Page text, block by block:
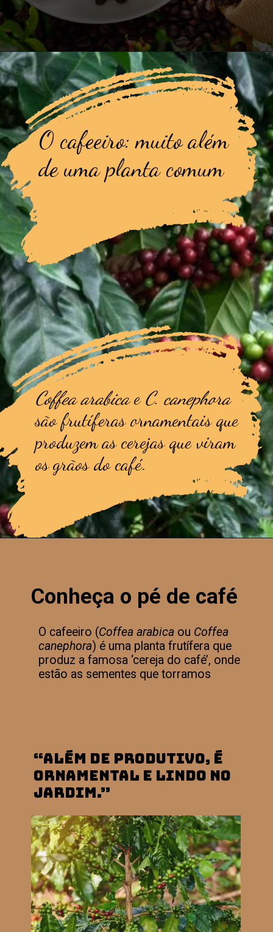
O cafeeiro: muito além
de uma planta comum
Coffea arabicae C. canephora
são frutíferas ornamentais que
produzem as cerejas que viram
os grãos do café.
Conheça o pé de café
O cafeeiro (Coffea arabica ou Coffea
canephora) é uma planta frutífera que
produz a famosa ‘cereja do café’, onde
estão as sementes que torramos
“Além de produtivo, é
ornamental e lindo no
jardim.”